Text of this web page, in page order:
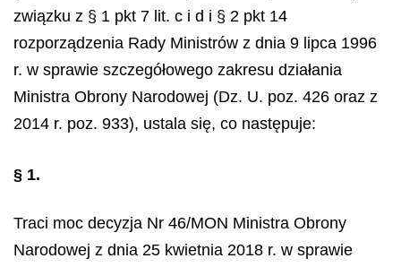
związku z § 1 pkt 7 lit. c i d i § 2 pkt 14
rozporządzenia Rady Ministrów z dnia 9 lipca 1996
r. w sprawie szczegółowego zakresu działania
Ministra Obrony Narodowej (Dz. U. poz. 426 oraz z
2014 r. poz. 933), ustala się, co następuje:
§ 1.
Traci moc decyzja Nr 46/MON Ministra Obrony
Narodowej z dnia 25 kwietnia 2018 r. w sprawie